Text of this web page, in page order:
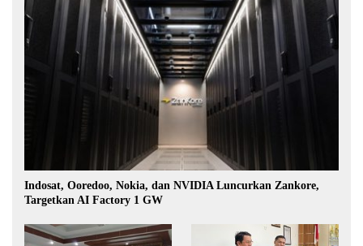
Indosat, Ooredoo, Nokia, dan NVIDIA Luncurkan Zankore,
Targetkan AI Factory 1 GW